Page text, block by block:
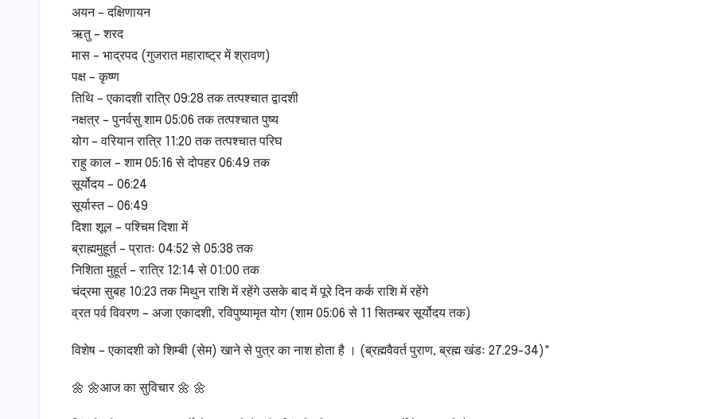
अयन – दक्षिणायन
ऋतु – शरद
मास – भाद्रपद (गुजरात महाराष्ट्र में श्रावण)
पक्ष – कृष्ण
तिथि – एकादशी रात्रि 09:28 तक तत्पश्चात द्वादशी
नक्षत्र – पुनर्वसु शाम 05:06 तक तत्पश्चात पुष्य
योग – वरियान रात्रि 11:20 तक तत्पश्चात परिघ
राहु काल – शाम 05:16 से दोपहर 06:49 तक
सूर्योदय – 06:24
सूर्यास्त – 06:49
दिशा शूल – पश्चिम दिशा में
ब्राह्ममुहूर्त – प्रातः 04:52 से 05:38 तक
निशिता मुहूर्त – रात्रि 12:14 से 01:00 तक
चंद्रमा सुबह 10:23 तक मिथुन राशि में रहेंगे उसके बाद में पूरे दिन कर्क राशि में रहेंगे
व्रत पर्व विवरण – अजा एकादशी, रविपुष्यामृत योग (शाम 05:06 से 11 सितम्बर सूर्योदय तक)
विशेष – एकादशी को शिम्बी (सेम) खाने से पुत्र का नाश होता है । (ब्रह्मवैवर्त पुराण, ब्रह्म खंडः 27.29-34)*
🌼 🌼आज का सुविचार 🌼 🌼